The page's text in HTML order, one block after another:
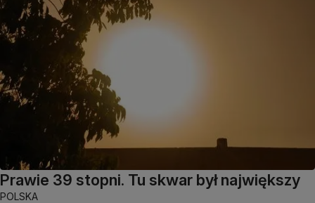
Prawie 39 stopni. Tu skwar był największy
POLSKA